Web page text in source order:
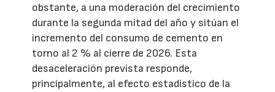
obstante, a una moderación del crecimiento
durante la segunda mitad del año y sitúan el
incremento del consumo de cemento en
torno al 2 % al cierre de 2026. Esta
desaceleración prevista responde,
principalmente, al efecto estadístico de la